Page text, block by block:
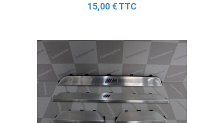
15,00 € TTC